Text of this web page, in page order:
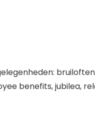
benefits, jubilea,